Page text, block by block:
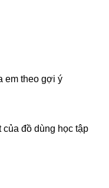
em theo gợi ý
của đồ dùng học tập